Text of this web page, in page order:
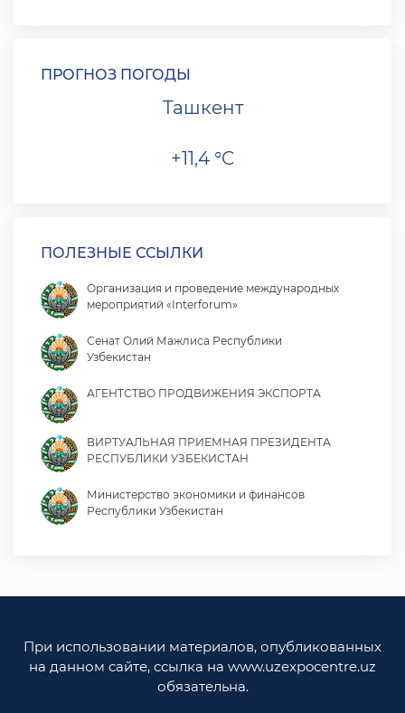
ПРОГНОЗ ПОГОДЫ
Ташкент
+11,4 °C
ПОЛЕЗНЫЕ ССЫЛКИ
Организация и проведение международных
мероприятий «Interforum»
Сенат Олий Мажлиса Республики
Узбекистан
АГЕНТСТВО ПРОДВИЖЕНИЯ ЭКСПОРТА
ВИРТУАЛЬНАЯ ПРИЕМНАЯ ПРЕЗИДЕНТА
РЕСПУБЛИКИ УЗБЕКИСТАН
Министерство экономики и финансов
Республики Узбекистан
Законодательная палата Олий Мажлиса
Министерство юстиции Республики
Узбекистан
При использовании материалов, опубликованных
на данном сайте, ссылка на www.uzexpocentre.uz
обязательна.